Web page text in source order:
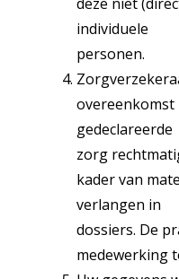
individuele
personen.
gedeclareerde
zorg
kader van
verlangen in
dossiers. De
medewerking